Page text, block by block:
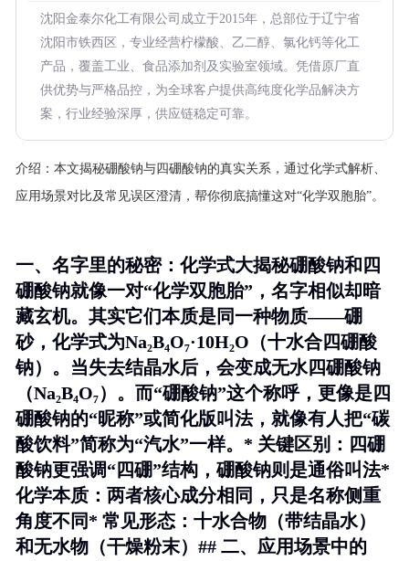
沈阳金泰尔化工有限公司成立于2015年，总部位于辽宁省
沈阳市铁西区，专业经营柠檬酸、乙二醇、氯化钙等化工
产品，覆盖工业、食品添加剂及实验室领域。凭借原厂直
供优势与严格品控，为全球客户提供高纯度化学品解决方
案，行业经验深厚，供应链稳定可靠。
介绍： 本文揭秘硼酸钠与四硼酸钠的真实关系，通过化学式解析、
应用场景对比及常见误区澄清，帮你彻底搞懂这对“化学双胞胎”。
一、名字里的秘密：化学式大揭秘硼酸钠和四
硼酸钠就像一对“化学双胞胎”，名字相似却暗
藏玄机。其实它们本质是同一种物质——硼
砂，化学式为Na₂B₄O₇·10H₂O（十水合四硼酸
钠）。当失去结晶水后，会变成无水四硼酸钠
（Na₂B₄O₇）。而“硼酸钠”这个称呼，更像是四
硼酸钠的“昵称”或简化版叫法，就像有人把“碳
酸饮料”简称为“汽水”一样。* 关键区别：四硼
酸钠更强调“四硼”结构，硼酸钠则是通俗叫法*
化学本质：两者核心成分相同，只是名称侧重
角度不同* 常见形态：十水合物（带结晶水）
和无水物（干燥粉末）## 二、应用场景中的